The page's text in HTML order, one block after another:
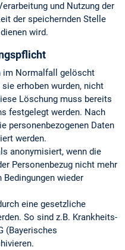
und Nutzung der
der speichernden Stelle
wird.
im Normalfall gelöscht
erhoben wurden, nicht
Löschung muss bereits
festgelegt werden. Nach
personenbezogenen Daten
werden.
anonymisiert, wenn die
Personenbezug nicht mehr
wieder
eine gesetzliche
So sind z.B. Krankheits-
(Bayerisches